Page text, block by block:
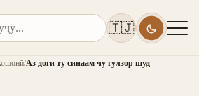
🇹🇯
/Аз доғи ту синаам чу гулзор шуд